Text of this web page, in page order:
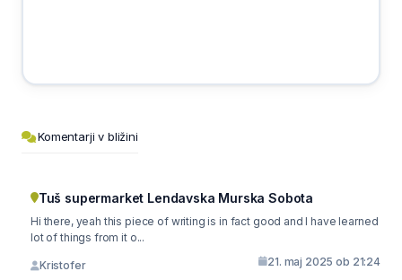
Komentarji v bližini
Tuš supermarket Lendavska Murska Sobota
Hi there, yeah this piece of writing is in fact good and I have learned
lot of things from it o...
Kristofer 21. maj 2025 ob 21:24